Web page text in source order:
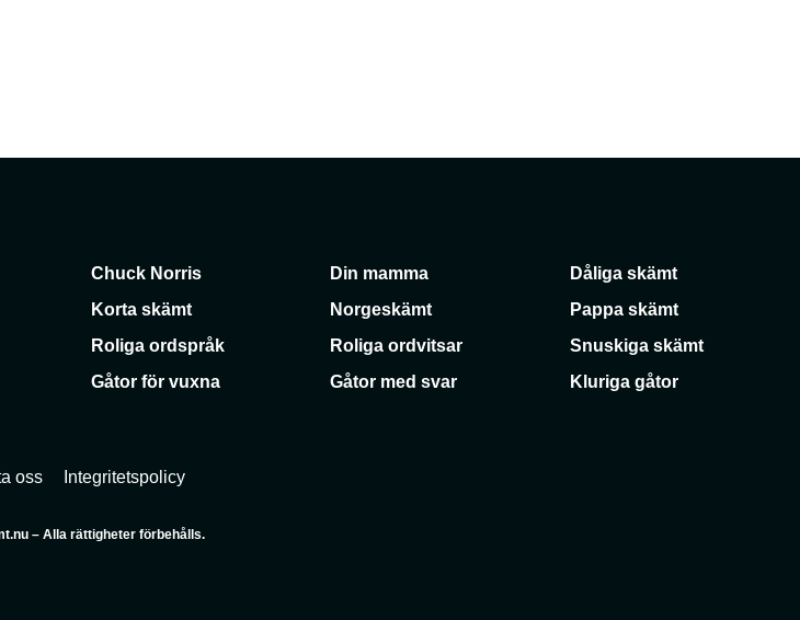
Chuck Norris Din mamma
Dåliga skämt
Korta skämt Norgeskämt
Pappa skämt
Roliga ordspråk Roliga ordvitsar
Snuskiga skämt
Gåtor för vuxna Gåtor med svar
Kluriga gåtor
oss Integritetspolicy
– Alla rättigheter förbehålls.